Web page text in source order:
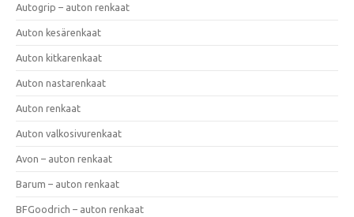
Autogrip – auton renkaat
Auton kesärenkaat
Auton kitkarenkaat
Auton nastarenkaat
Auton renkaat
Auton valkosivurenkaat
Avon – auton renkaat
Barum – auton renkaat
BFGoodrich – auton renkaat